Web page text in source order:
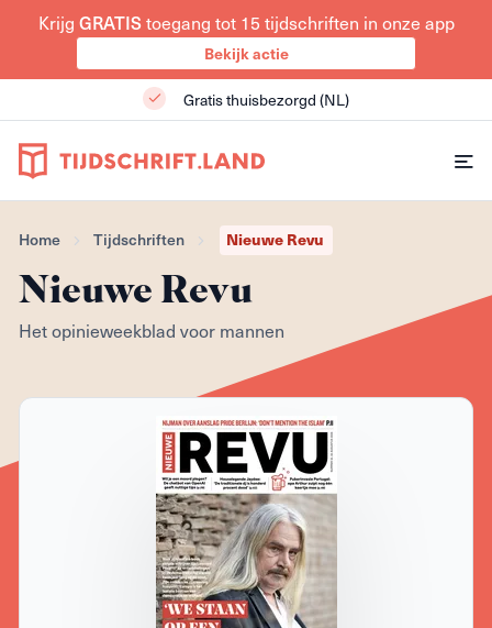
Krijg GRATIStoegang tot 15 tijdschriften in onze app
Bekijk actie
Gratis thuisbezorgd (NL)
Home Tijdschriften Nieuwe Revu
Nieuwe Revu
Het opinieweekblad voor mannen